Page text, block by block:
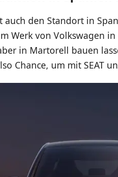
auch den Standort in
Werk von Volkswagen
in Martorell bauen
Chance, um mit SEAT